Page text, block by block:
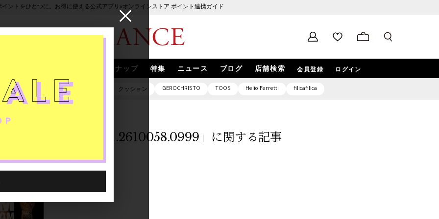
イントをひとつに。お得に使える公式アプリ×オンラインストア ポイント連携ガイド
スナップ 特集 ニュース ブログ 店舗検索 会員登録 ログイン
ピアス バッグ クッション GEROCHRISTO TOOS Helio Ferretti filicafilica
「1020401.2610058.0999」に関する記事